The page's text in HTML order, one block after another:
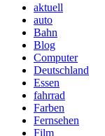
aktuell
auto
Bahn
Blog
Computer
Deutschland
Essen
fahrrad
Farben
Fernsehen
Film